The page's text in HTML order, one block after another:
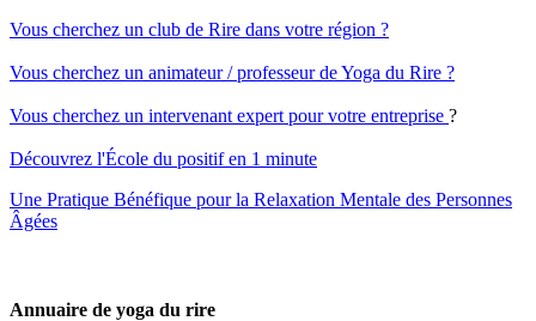
Vous cherchez un club de Rire dans votre région ?
Vous cherchez un animateur / professeur de Yoga du Rire ?
Vous cherchez un intervenant expert pour votre entreprise ?
Découvrez l'École du positif en 1 minute
Une Pratique Bénéfique pour la Relaxation Mentale des Personnes
Âgées
Annuaire de yoga du rire